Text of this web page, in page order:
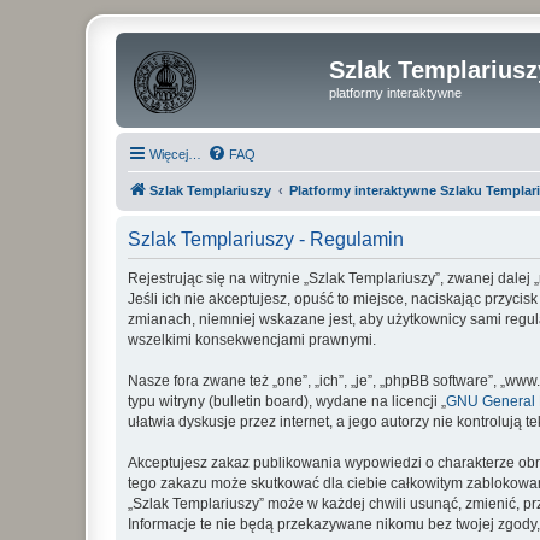
Szlak
platformy interaktywne
Więcej… FAQ
Szlak Templariuszy Platformy interaktywne Szlaku
Szlak Templariuszy - Regulamin
Rejestrując się na witrynie „Szlak Templariuszy”, zwanej dalej
Jeśli ich nie akceptujesz, opuść to miejsce, naciskając
zmianach, niemniej wskazane jest, aby użytkownicy sami
wszelkimi konsekwencjami prawnymi.
Nasze fora zwane też „one”, „ich”, „je”, „phpBB software”,
typu witryny (bulletin board), wydane na licencji „ GNU General
ułatwia dyskusje przez internet, a jego autorzy nie kontrolują
Akceptujesz zakaz publikowania wypowiedzi o charakterze
tego zakazu może skutkować dla ciebie całkowitym
„Szlak Templariuszy” może w każdej chwili usunąć,
Informacje te nie będą przekazywane nikomu bez twojej